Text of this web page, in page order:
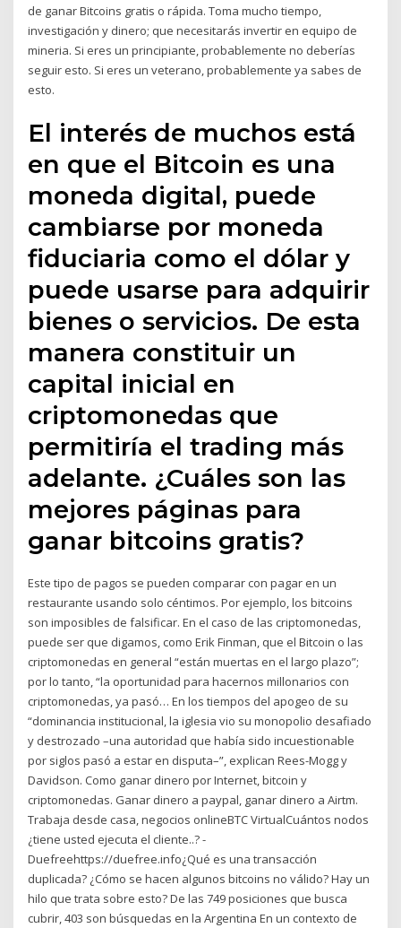
de ganar Bitcoins gratis o rápida. Toma mucho tiempo,
investigación y dinero; que necesitarás invertir en equipo de
mineria. Si eres un principiante, probablemente no deberías
seguir esto. Si eres un veterano, probablemente ya sabes de
esto.
El interés de muchos está
en que el Bitcoin es una
moneda digital, puede
cambiarse por moneda
fiduciaria como el dólar y
puede usarse para adquirir
bienes o servicios. De esta
manera constituir un
capital inicial en
criptomonedas que
permitiría el trading más
adelante. ¿Cuáles son las
mejores páginas para
ganar bitcoins gratis?
Este tipo de pagos se pueden comparar con pagar en un
restaurante usando solo céntimos. Por ejemplo, los bitcoins
son imposibles de falsificar. En el caso de las criptomonedas,
puede ser que digamos, como Erik Finman, que el Bitcoin o las
criptomonedas en general “están muertas en el largo plazo”;
por lo tanto, “la oportunidad para hacernos millonarios con
criptomonedas, ya pasó… En los tiempos del apogeo de su
“dominancia institucional, la iglesia vio su monopolio desafiado
y destrozado –una autoridad que había sido incuestionable
por siglos pasó a estar en disputa–”, explican Rees-Mogg y
Davidson. Como ganar dinero por Internet, bitcoin y
criptomonedas. Ganar dinero a paypal, ganar dinero a Airtm.
Trabaja desde casa, negocios onlineBTC VirtualCuántos nodos
¿tiene usted ejecuta el cliente..? -
Duefreehttps://duefree.info¿Qué es una transacción
duplicada? ¿Cómo se hacen algunos bitcoins no válido? Hay un
hilo que trata sobre esto? De las 749 posiciones que busca
cubrir, 403 son búsquedas en la Argentina En un contexto de